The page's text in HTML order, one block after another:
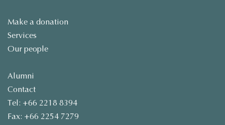
Make a donation
Services
Our people
Alumni
Contact
Tel: +66 2218 8394
Fax: +66 2254 7279